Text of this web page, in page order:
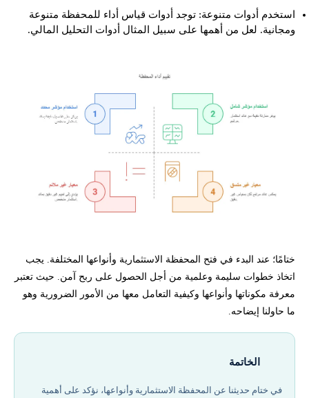
استخدم أدوات متنوعة: توجد أدوات قياس أداء للمحفظة متنوعة
ومجانية. لعل من أهمها على سبيل المثال أدوات التحليل المالي.
ختامًا؛ عند البدء في فتح المحفظة الاستثمارية وأنواعها المختلفة. يجب
اتخاذ خطوات سليمة وعلمية من أجل الحصول على ربح آمن. حيث تعتبر
معرفة مكوناتها وأنواعها وكيفية التعامل معها من الأمور الضرورية وهو
ما حاولنا إيضاحه.
الخاتمة
في ختام حديثنا عن المحفظة الاستثمارية وأنواعها، نؤكد على أهمية